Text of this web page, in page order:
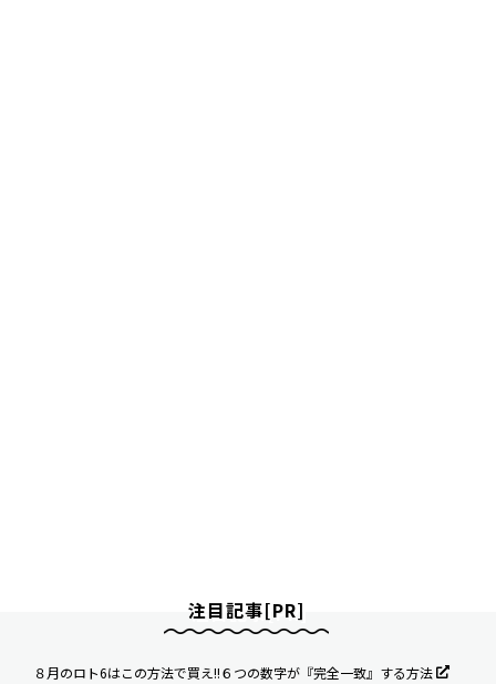
注目記事[PR]
８月のロト6はこの方法で買え!!６つの数字が『完全一致』する方法